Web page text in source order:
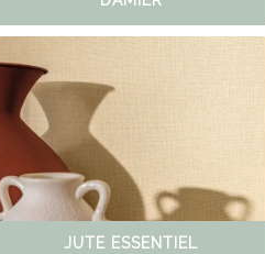
JUTE ESSENTIEL